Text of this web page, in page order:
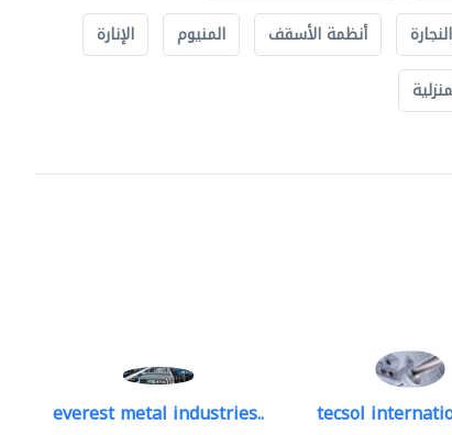
أنظمة الأسقف المنيوم
الإنارة
everest metal industries.. tecsol